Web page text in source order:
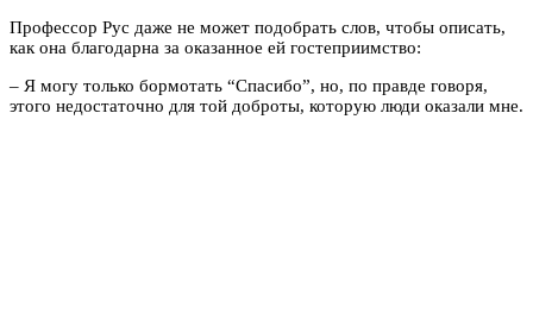
Профессор Рус даже не может подобрать слов, чтобы описать,
как она благодарна за оказанное ей гостеприимство:
– Я могу только бормотать “Спасибо”, но, по правде говоря,
этого недостаточно для той доброты, которую люди оказали мне.